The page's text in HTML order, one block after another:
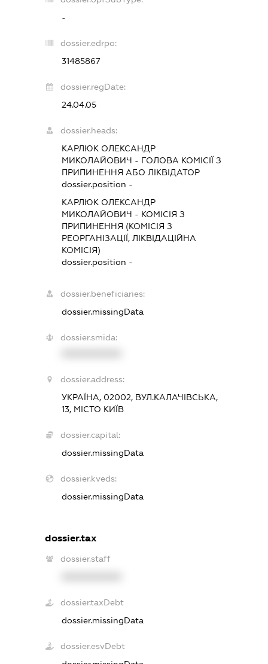
-
dossier.edrpo:
31485867
dossier.regDate:
24.04.05
dossier.heads:
КАРЛЮК ОЛЕКСАНДР
МИКОЛАЙОВИЧ - ГОЛОВА КОМІСІЇ З
ПРИПИНЕННЯ АБО ЛІКВІДАТОР
dossier.position -
КАРЛЮК ОЛЕКСАНДР
МИКОЛАЙОВИЧ - КОМІСІЯ З
ПРИПИНЕННЯ (КОМІСІЯ З
РЕОРГАНІЗАЦІЇ, ЛІКВІДАЦІЙНА
КОМІСІЯ)
dossier.position -
dossier.beneficiaries:
dossier.missingData
dossier.smida:
dossier.address:
УКРАЇНА, 02002, ВУЛ.КАЛАЧІВСЬКА,
13, МІСТО КИЇВ
dossier.capital:
dossier.missingData
dossier.kveds:
dossier.missingData
dossier.tax
dossier.staff
dossier.taxDebt
dossier.missingData
dossier.esvDebt